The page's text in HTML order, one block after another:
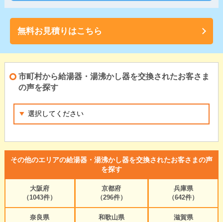
無料お見積りはこちら
市町村から給湯器・湯沸かし器を交換されたお客さま
の声を探す
その他のエリアの給湯器・湯沸かし器を交換されたお客さまの声
を探す
大阪府
（1043件）
京都府
（296件）
兵庫県
（642件）
奈良県
和歌山県
滋賀県